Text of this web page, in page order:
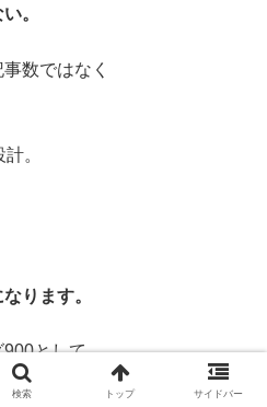
。
数ではなく
。
ります。
として
開しています。
検索 トップ サイドバー